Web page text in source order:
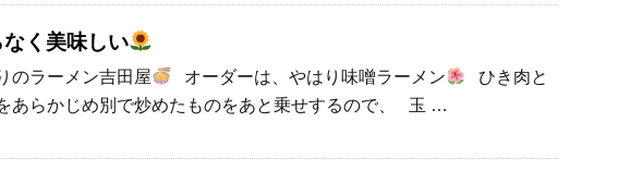
なく美味しい
のラーメン吉田屋 オーダーは、やはり味噌ラーメン
ひき肉と
あらかじめ別で炒めたものをあと乗せするので、 玉 …